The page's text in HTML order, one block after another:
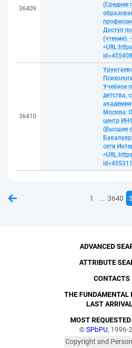
36409
(Среднее
Доступ
(чтение).
36410
Учебное
детства,
Москва:
центр
(Высшее
сети
1 ... 3640
©SPbPU, 1996-
Copyright and
ADVANCED
ATTRIBUTE
CONTACTS
THE FUNDAMENTAL
LAST
MOST